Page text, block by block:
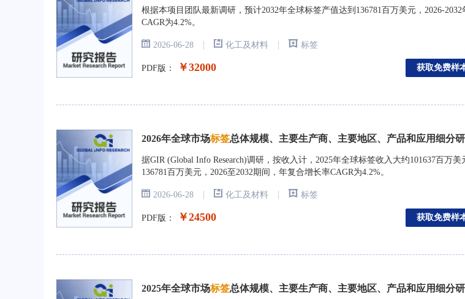
根据本项目团队最新调研，预计2032年全球标签产值达到136781百万美元，2026-
CAGR为4.2%。
2026-06-28 | 化工及材料 | 标签
PDF版： ￥32000 获取免费样
2026年全球市场标签总体规模、主要生产商、主要地区、产品和应用细分
据GIR (Global Info Research)调研，按收入计，2025年全球标签收入大约101637百万美
136781百万美元，2026至2032期间，年复合增长率CAGR为4.2%。
2026-06-28 | 化工及材料 | 标签
PDF版： ￥24500 获取免费样
2025年全球市场标签总体规模、主要生产商、主要地区、产品和应用细分